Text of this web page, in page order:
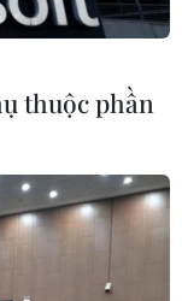
thuộc phần